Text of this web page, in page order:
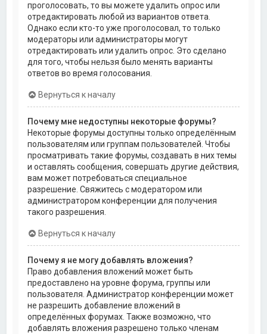
проголосовать, то вы можете удалить опрос или
отредактировать любой из вариантов ответа.
Однако если кто-то уже проголосовал, то только
модераторы или администраторы могут
отредактировать или удалить опрос. Это сделано
для того, чтобы нельзя было менять варианты
ответов во время голосования.
Вернуться к началу
Почему мне недоступны некоторые форумы?
Некоторые форумы доступны только определённым
пользователям или группам пользователей. Чтобы
просматривать такие форумы, создавать в них темы
и оставлять сообщения, совершать другие действия,
вам может потребоваться специальное
разрешение. Свяжитесь с модератором или
администратором конференции для получения
такого разрешения.
Вернуться к началу
Почему я не могу добавлять вложения?
Право добавления вложений может быть
предоставлено на уровне форума, группы или
пользователя. Администратор конференции может
не разрешить добавление вложений в
определённых форумах. Также возможно, что
добавлять вложения разрешено только членам